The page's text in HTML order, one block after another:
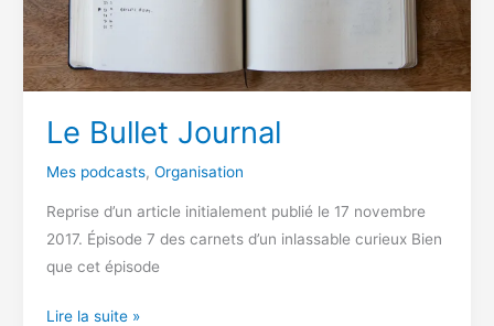
Le Bullet Journal
Mes podcasts, Organisation
Reprise d’un article initialement publié le 17 novembre
2017. Épisode 7 des carnets d’un inlassable curieux Bien
que cet épisode
Le
Lire la suite »